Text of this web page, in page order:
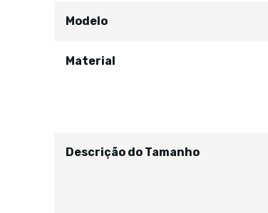
Modelo
Material
Descrição do Tamanho